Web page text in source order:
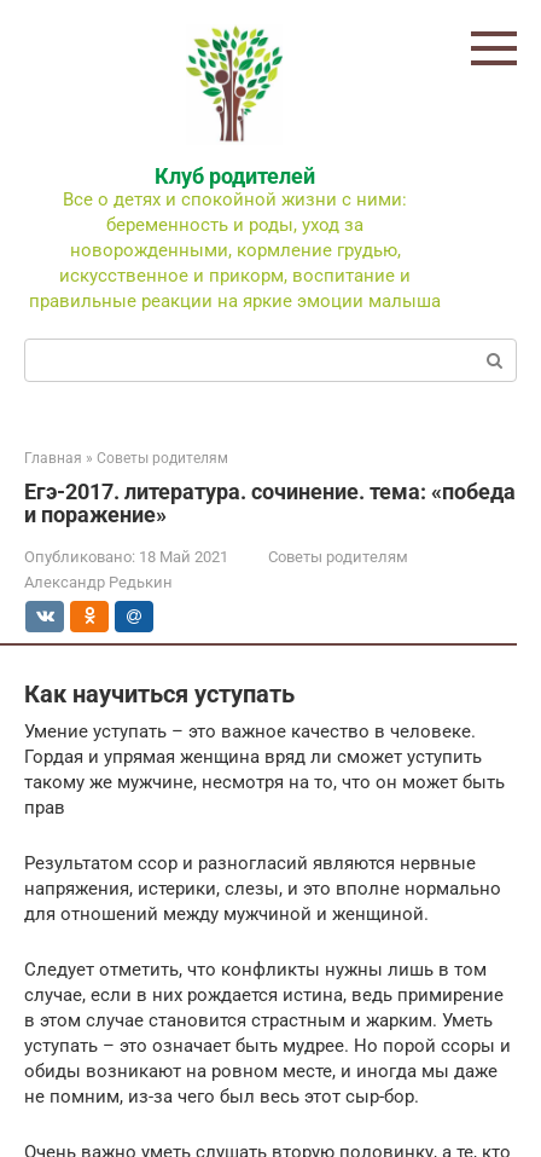
Клуб родителей
Все о детях и спокойной жизни с ними:
беременность и роды, уход за
новорожденными, кормление грудью,
искусственное и прикорм, воспитание и
правильные реакции на яркие эмоции малыша
Поиск:
Главная » Советы родителям
Егэ-2017. литература. сочинение. тема: «победа
и поражение»
Опубликовано: 18 Май 2021
Советы родителям
Александр Редькин
Как научиться уступать
Умение уступать – это важное качество в человеке.
Гордая и упрямая женщина вряд ли сможет уступить
такому же мужчине, несмотря на то, что он может быть
прав
Результатом ссор и разногласий являются нервные
напряжения, истерики, слезы, и это вполне нормально
для отношений между мужчиной и женщиной.
Следует отметить, что конфликты нужны лишь в том
случае, если в них рождается истина, ведь примирение
в этом случае становится страстным и жарким. Уметь
уступать – это означает быть мудрее. Но порой ссоры и
обиды возникают на ровном месте, и иногда мы даже
не помним, из-за чего был весь этот сыр-бор.
Очень важно уметь слушать вторую половинку, а те, кто